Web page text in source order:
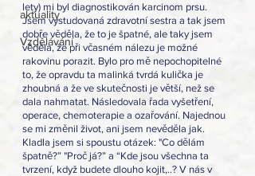
aktuality
Vzdělávání
lety) mi byl diagnostikován karcinom prsu.
Jsem vystudovaná zdravotní sestra a tak jsem
dobře věděla, že to je špatné, ale taky jsem
věděla, že při včasném nálezu je možné
rakovinu porazit. Bylo pro mě nepochopitelné
to, že opravdu ta malinká tvrdá kulička je
zhoubná a že ve skutečnosti je větší, než se
dala nahmatat. Následovala řada vyšetření,
operace, chemoterapie a ozařování. Najednou
se mi změnil život, ani jsem nevěděla jak.
Kladla jsem si spoustu otázek: "Co dělám
špatně?” "Proč já?” a “Kde jsou všechna ta
tvrzení, když budete dlouho kojit,..? V nás v